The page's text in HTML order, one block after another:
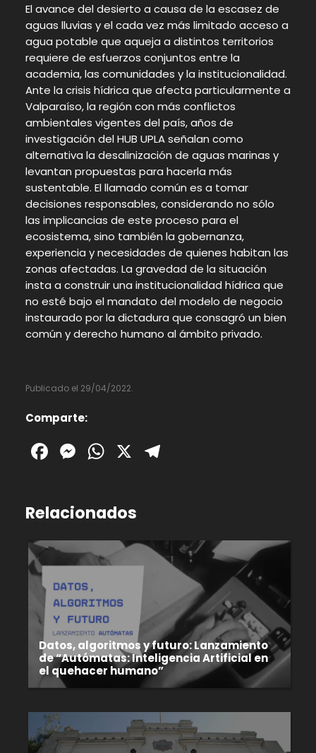
El avance del desierto a causa de la escasez de
aguas lluvias y el cada vez más limitado acceso a
agua potable que aqueja a distintos territorios
requiere de esfuerzos conjuntos entre la
academia, las comunidades y la institucionalidad.
Ante la crisis hídrica que afecta particularmente a
Valparaíso, la región con más conflictos
ambientales vigentes del país, años de
investigación del HUB UPLA señalan como
alternativa la desalinización de aguas marinas y
levantan propuestas para hacerla más
sustentable. El llamado común es a tomar
decisiones responsables, considerando no sólo
las implicancias de este proceso para el
ecosistema, sino también la gobernanza,
experiencia y necesidades de quienes habitan las
zonas afectadas. La gravedad de la situación
insta a construir una institucionalidad hídrica que
no esté bajo el mandato del modelo de negocio
instaurado por la dictadura que consagró un bien
común y derecho humano al ámbito privado.
Publicado el 29/04/2022.
Comparte:
Facebook
Messenger
WhatsApp
X
Relacionados
Datos, algoritmos y futuro: Lanzamiento
de “Autómatas: Inteligencia Artificial en
el quehacer humano”